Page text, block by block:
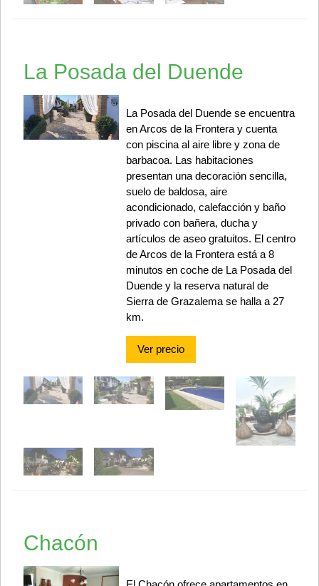
La Posada del Duende
La Posada del Duende se encuentra
en Arcos de la Frontera y cuenta
con piscina al aire libre y zona de
barbacoa. Las habitaciones
presentan una decoración sencilla,
suelo de baldosa, aire
acondicionado, calefacción y baño
privado con bañera, ducha y
artículos de aseo gratuitos. El centro
de Arcos de la Frontera está a 8
minutos en coche de La Posada del
Duende y la reserva natural de
Sierra de Grazalema se halla a 27
km.
Ver precio
Chacón